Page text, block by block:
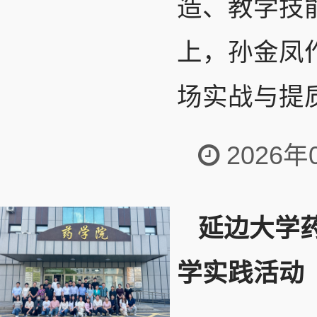
造、教学技
上，孙金
场实战与提
2026年
延边大学
学实践活动